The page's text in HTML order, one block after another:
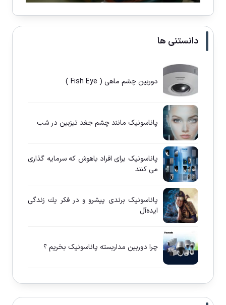
دانستنی ها
دوربین چشم ماهی ( Fish Eye )
پاناسونيک مانند چشم جغد تيزبين در شب
پاناسونيک برای افراد باهوش كه سرمايه گذاری
می كنند
پاناسونيک برندی پيشرو و در فكر يك زندگی
ايده‌آل
چرا دوربين مداربسته پاناسونيک بخريم ؟